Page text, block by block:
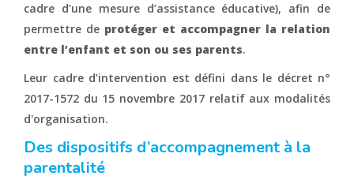
cadre d’une mesure d’assistance éducative), afin de
permettre de protéger et accompagner la relation
entre l’enfant et son ou ses parents.
Leur cadre d’intervention est défini dans le décret n°
2017-1572 du 15 novembre 2017 relatif aux modalités
d'organisation.
Des dispositifs d’accompagnement à la
parentalité